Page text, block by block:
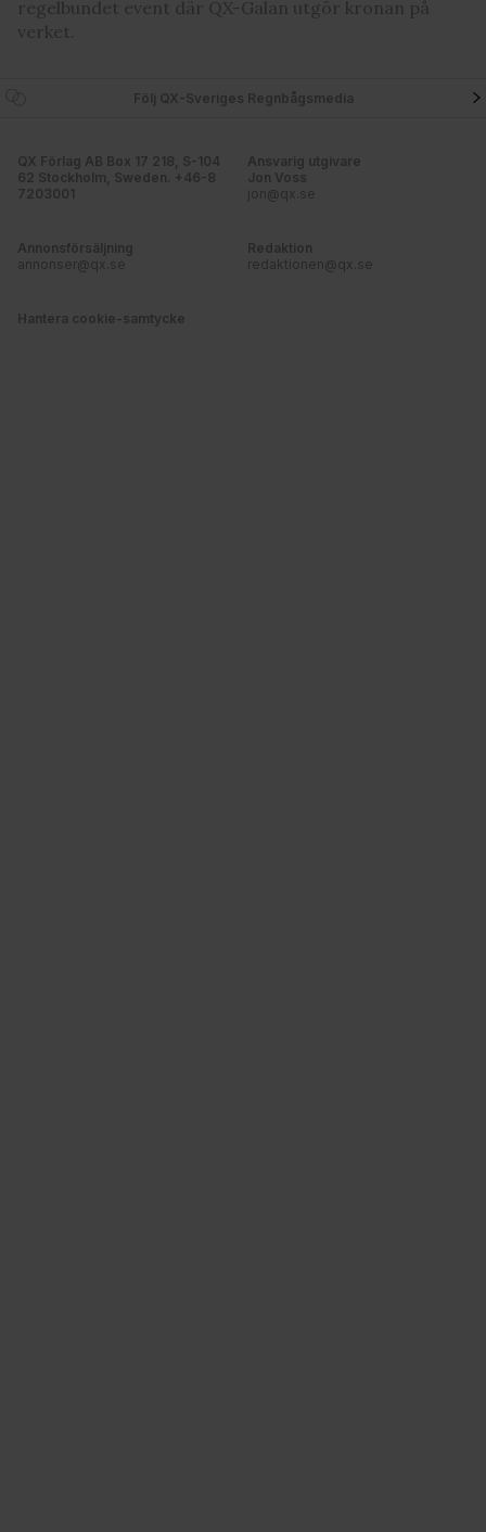
regelbundet event där QX-Galan utgör kronan på
verket.
Följ QX-Sveriges Regnbågsmedia
QX Förlag AB Box 17 218, S-104
62 Stockholm, Sweden. +46-8
7203001
Ansvarig utgivare
Jon Voss
jon@qx.se
Annonsförsäljning
annonser@qx.se
Redaktion
redaktionen@qx.se
Hantera cookie-samtycke